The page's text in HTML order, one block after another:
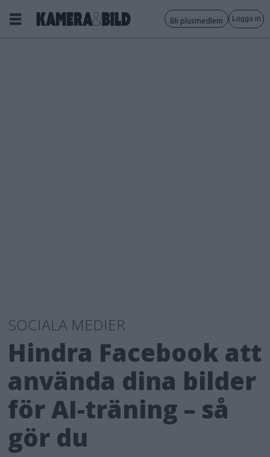
Bli plusmedlem Logga in
SOCIALA MEDIER
Hindra Facebook att
använda dina bilder
för AI-träning – så
gör du